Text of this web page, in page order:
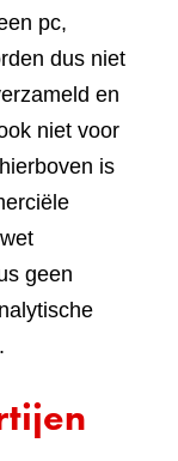
pc,
dus niet
en
niet voor
is
geen